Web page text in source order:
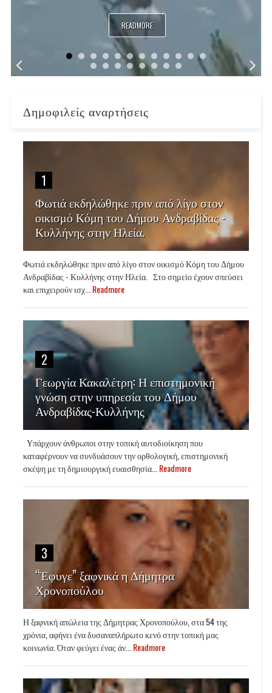
READMORE
Δημοφιλείς αναρτήσεις
1
Φωτιά εκδηλώθηκε πριν από λίγο στον
οικισμό Κόμη του Δήμου Ανδραβίδας -
Κυλλήνης στην Ηλεία.
Φωτιά εκδηλώθηκε πριν από λίγο στον οικισμό Κόμη του Δήμου
Ανδραβίδας - Κυλλήνης στην Ηλεία. Στο σημείο έχουν σπεύσει
και επιχειρούν ισχ...Readmore
2
Γεωργία Κακαλέτρη: Η επιστημονική
γνώση στην υπηρεσία του Δήμου
Ανδραβίδας-Κυλλήνης
Υπάρχουν άνθρωποι στην τοπική αυτοδιοίκηση που
καταφέρνουν να συνδυάσουν την ορθολογική, επιστημονική
σκέψη με τη δημιουργική ευαισθησία...Readmore
3
“Έφυγε” ξαφνικά η Δήμητρα
Χρονοπούλου
Η ξαφνική απώλεια της Δήμητρας Χρονοπούλου, στα 54 της
χρόνια, αφήνει ένα δυσαναπλήρωτο κενό στην τοπική μας
κοινωνία. Όταν φεύγει ένας άν...Readmore